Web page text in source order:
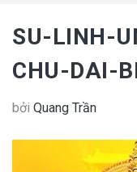
SU-LINH-
CHU-DAI-
bởi Quang Trần